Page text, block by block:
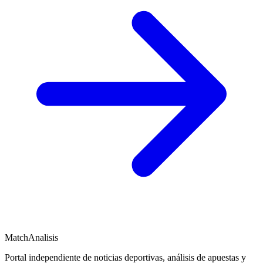
MatchAnalisis
Portal independiente de noticias deportivas, análisis de apuestas y